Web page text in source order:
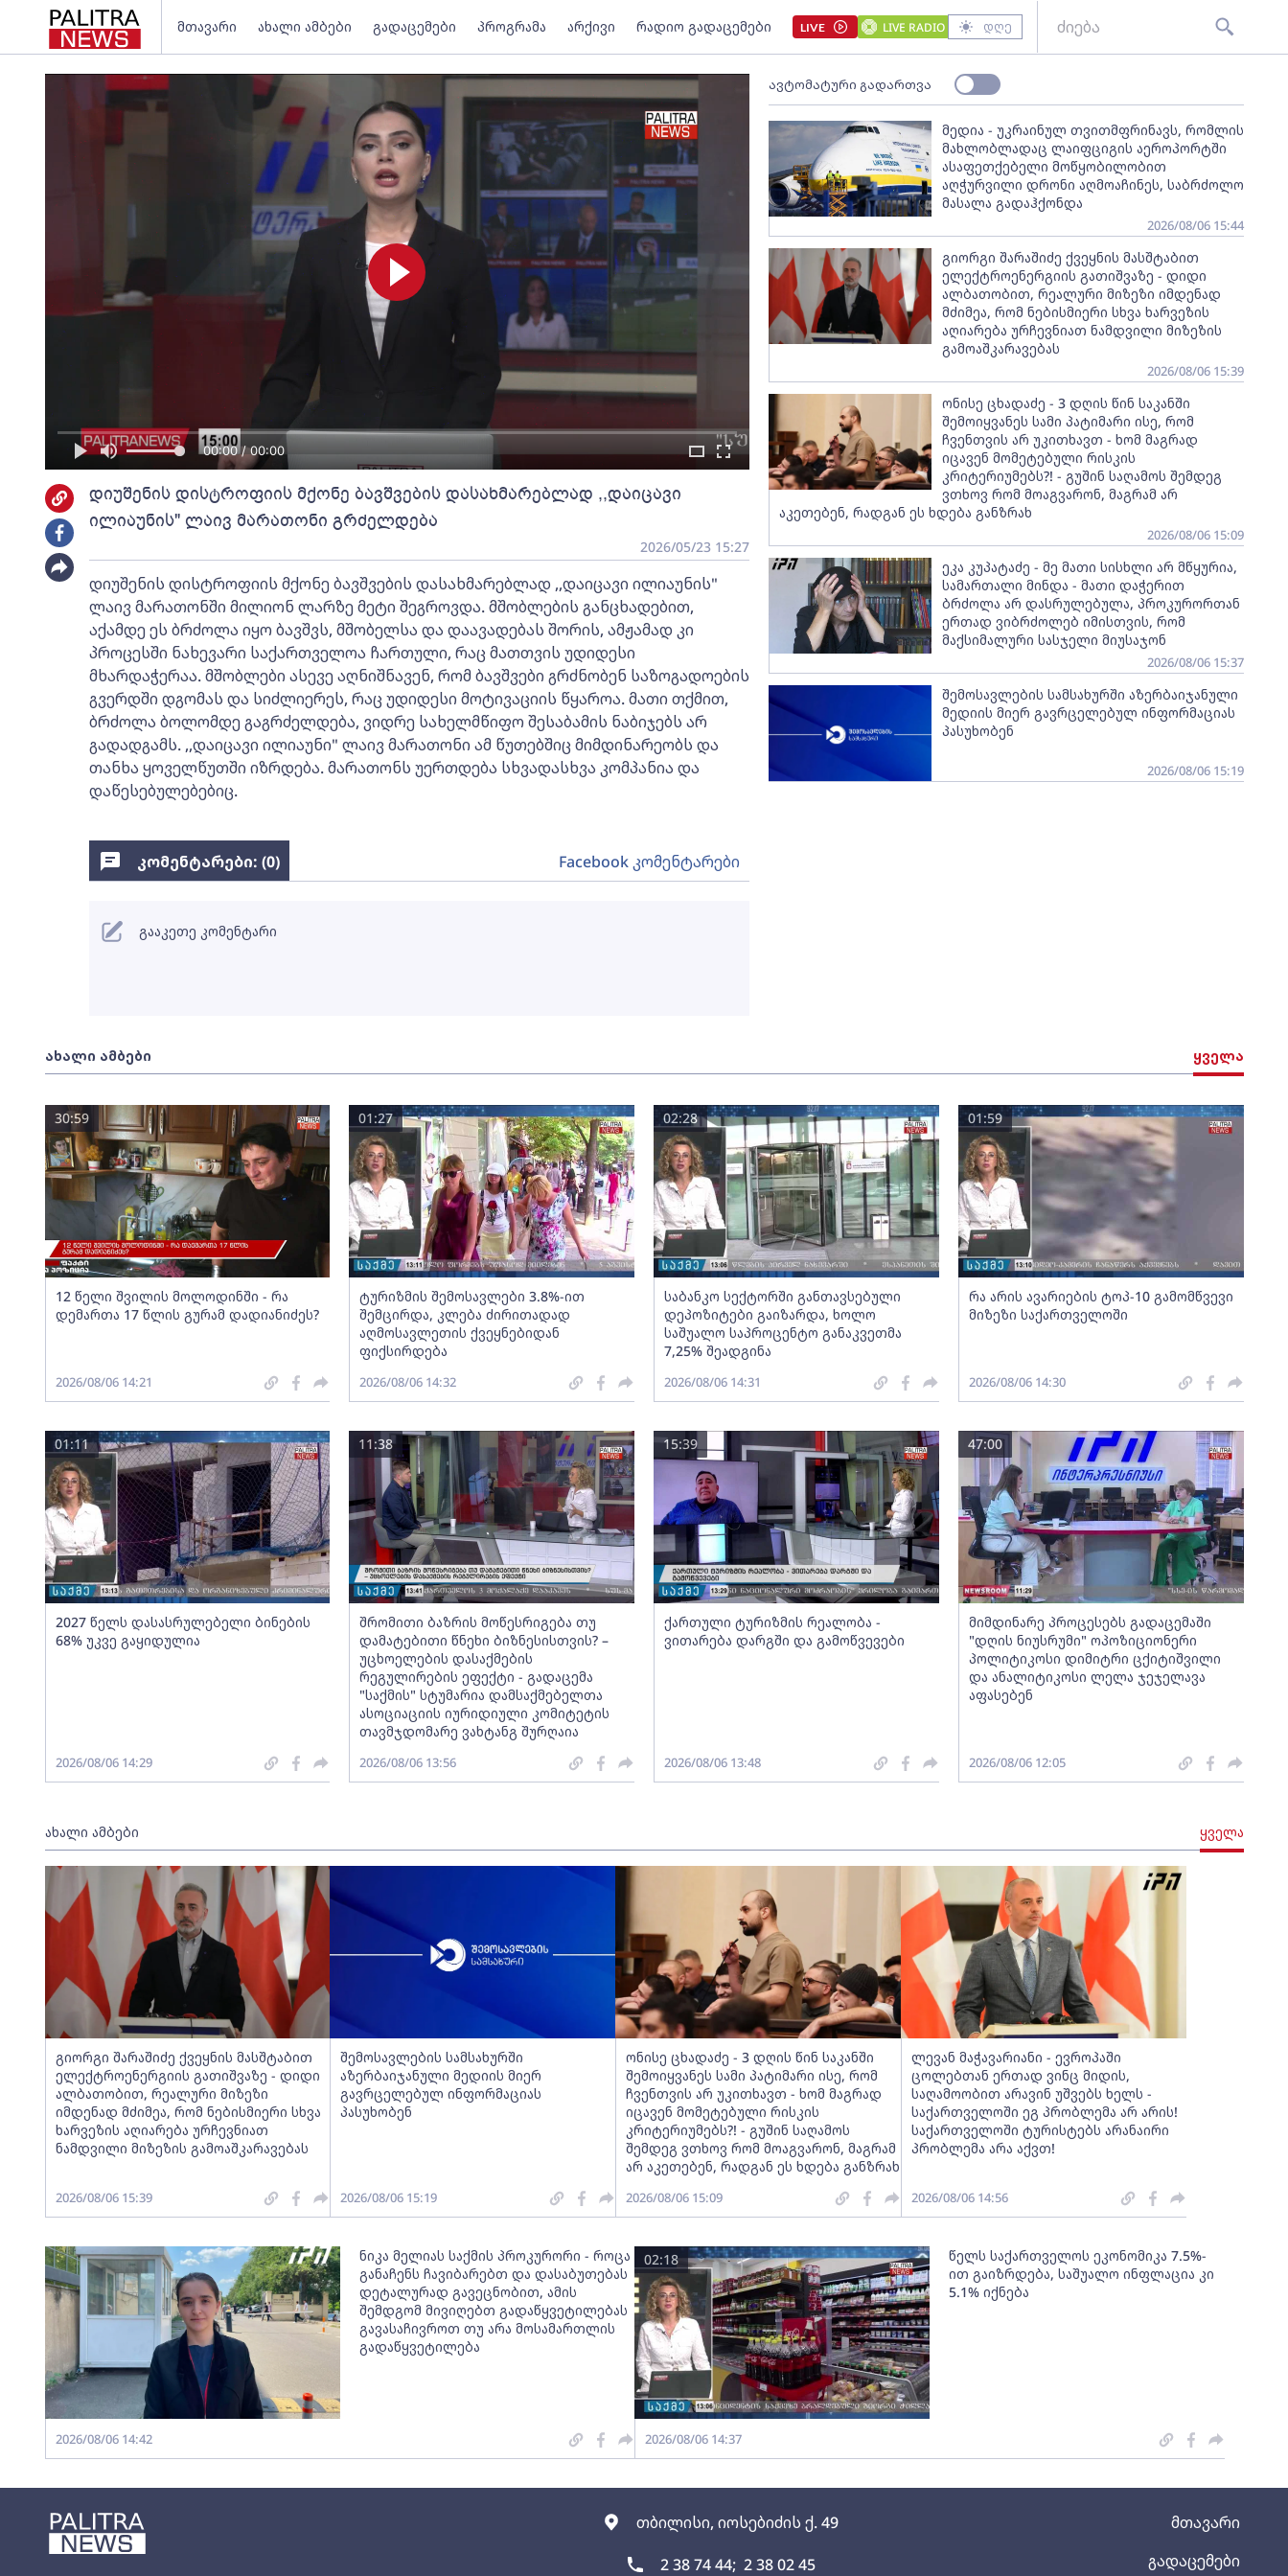
მთავარი ახალი ამბები გადაცემები პროგრამა არქივი რადიო გადაცემები LIVE LIVE RADIO დღე
თბილისი, იოსებიძის ქ. 49
2 38 74 44; 2 38 02 45
მთავარი
გადაცემები
00:00 / 00:00
დიუშენის დისტროფიის მქონე ბავშვების დასახმარებლად ,,დაიცავი
ილიაუნის" ლაივ მარათონი გრძელდება
2026/05/23 15:27
დიუშენის დისტროფიის მქონე ბავშვების დასახმარებლად ,,დაიცავი ილიაუნის"
ლაივ მარათონში მილიონ ლარზე მეტი შეგროვდა. მშობლების განცხადებით,
აქამდე ეს ბრძოლა იყო ბავშვს, მშობელსა და დაავადებას შორის, ამჟამად კი
პროცესში ნახევარი საქართველოა ჩართული, რაც მათთვის უდიდესი
მხარდაჭერაა. მშობლები ასევე აღნიშნავენ, რომ ბავშვები გრძნობენ საზოგადოების
გვერდში დგომას და სიძლიერეს, რაც უდიდესი მოტივაციის წყაროა. მათი თქმით,
ბრძოლა ბოლომდე გაგრძელდება, ვიდრე სახელმწიფო შესაბამის ნაბიჯებს არ
გადადგამს. ,,დაიცავი ილიაუნი" ლაივ მარათონი ამ წუთებშიც მიმდინარეობს და
თანხა ყოველწუთში იზრდება. მარათონს უერთდება სხვადასხვა კომპანია და
დაწესებულებებიც.
ავტომატური გადართვა
მედია - უკრაინულ თვითმფრინავს, რომლის
მახლობლადაც ლაიფციგის აეროპორტში
ასაფეთქებელი მოწყობილობით
აღჭურვილი დრონი აღმოაჩინეს, საბრძოლო
მასალა გადაჰქონდა
2026/08/06 15:44
გიორგი შარაშიძე ქვეყნის მასშტაბით
ელექტროენერგიის გათიშვაზე - დიდი
ალბათობით, რეალური მიზეზი იმდენად
მძიმეა, რომ ნებისმიერი სხვა ხარვეზის
აღიარება ურჩევნიათ ნამდვილი მიზეზის
გამოაშკარავებას
2026/08/06 15:39
ონისე ცხადაძე - 3 დღის წინ საკანში
შემოიყვანეს სამი პატიმარი ისე, რომ
ჩვენთვის არ უკითხავთ - ხომ მაგრად
იცავენ მომეტებული რისკის
კრიტერიუმებს?! - გუშინ საღამოს შემდეგ
ვთხოვ რომ მოაგვარონ, მაგრამ არ
აკეთებენ, რადგან ეს ხდება განზრახ
2026/08/06 15:09
ეკა კუპატაძე - მე მათი სისხლი არ მწყურია,
სამართალი მინდა - მათი დაჭერით
ბრძოლა არ დასრულებულა, პროკურორთან
ერთად ვიბრძოლებ იმისთვის, რომ
მაქსიმალური სასჯელი მიუსაჯონ
2026/08/06 15:37
შემოსავლების სამსახურში აზერბაიჯანული
მედიის მიერ გავრცელებულ ინფორმაციას
პასუხობენ
2026/08/06 15:19
ახალი ამბები ყველა
12 წელი შვილის მოლოდინში - რა
დემართა 17 წლის გურამ დადიანიძეს?
30:59
2026/08/06 14:21
ტურიზმის შემოსავლები 3.8%-ით
შემცირდა, კლება ძირითადად
აღმოსავლეთის ქვეყნებიდან
ფიქსირდება
01:27
2026/08/06 14:32
საბანკო სექტორში განთავსებული
დეპოზიტები გაიზარდა, ხოლო
საშუალო საპროცენტო განაკვეთმა
7,25% შეადგინა
02:28
2026/08/06 14:31
რა არის ავარიების ტოპ-10 გამომწვევი
მიზეზი საქართველოში
01:59
2026/08/06 14:30
2027 წელს დასასრულებელი ბინების
68% უკვე გაყიდულია
01:11
2026/08/06 14:29
შრომითი ბაზრის მოწესრიგება თუ
დამატებითი წნეხი ბიზნესისთვის? –
უცხოელების დასაქმების
რეგულირების ეფექტი - გადაცემა
"საქმის" სტუმარია დამსაქმებელთა
ასოციაციის იურიდიული კომიტეტის
თავმჯდომარე ვახტანგ შურღაია
11:38
2026/08/06 13:56
ქართული ტურიზმის რეალობა -
ვითარება დარგში და გამოწვევები
15:39
2026/08/06 13:48
მიმდინარე პროცესებს გადაცემაში
"დღის ნიუსრუმი" ოპოზიციონერი
პოლიტიკოსი დიმიტრი ცქიტიშვილი
და ანალიტიკოსი ლელა ჯეჯელავა
აფასებენ
47:00
2026/08/06 12:05
ახალი ამბები ყველა
გიორგი შარაშიძე ქვეყნის მასშტაბით
ელექტროენერგიის გათიშვაზე - დიდი
ალბათობით, რეალური მიზეზი
იმდენად მძიმეა, რომ ნებისმიერი სხვა
ხარვეზის აღიარება ურჩევნიათ
ნამდვილი მიზეზის გამოაშკარავებას
2026/08/06 15:39
შემოსავლების სამსახურში
აზერბაიჯანული მედიის მიერ
გავრცელებულ ინფორმაციას
პასუხობენ
2026/08/06 15:19
ონისე ცხადაძე - 3 დღის წინ საკანში
შემოიყვანეს სამი პატიმარი ისე, რომ
ჩვენთვის არ უკითხავთ - ხომ მაგრად
იცავენ მომეტებული რისკის
კრიტერიუმებს?! - გუშინ საღამოს
შემდეგ ვთხოვ რომ მოაგვარონ, მაგრამ
არ აკეთებენ, რადგან ეს ხდება განზრახ
2026/08/06 15:09
ლევან მაჭავარიანი - ევროპაში
ცოლებთან ერთად ვინც მიდის,
საღამოობით არავინ უშვებს ხელს -
საქართველოში ეგ პრობლემა არ არის!
საქართველოში ტურისტებს არანაირი
პრობლემა არა აქვთ!
2026/08/06 14:56
ნიკა მელიას საქმის პროკურორი - როცა
განაჩენს ჩავიბარებთ და დასაბუთებას
დეტალურად გავეცნობით, ამის
შემდგომ მივიღებთ გადაწყვეტილებას
გავასაჩივროთ თუ არა მოსამართლის
გადაწყვეტილება
2026/08/06 14:42
წელს საქართველოს ეკონომიკა 7.5%-
ით გაიზრდება, საშუალო ინფლაცია კი
5.1% იქნება
02:18
2026/08/06 14:37
კომენტარები: (0) Facebook კომენტარები
გააკეთე კომენტარი